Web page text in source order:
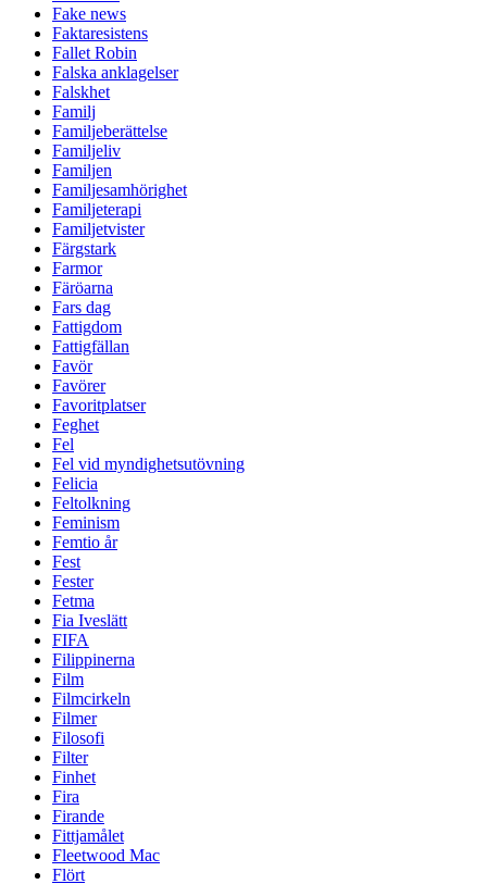
Fake news
Faktaresistens
Fallet Robin
Falska anklagelser
Falskhet
Familj
Familjeberättelse
Familjeliv
Familjen
Familjesamhörighet
Familjeterapi
Familjetvister
Färgstark
Farmor
Färöarna
Fars dag
Fattigdom
Fattigfällan
Favör
Favörer
Favoritplatser
Feghet
Fel
Fel vid myndighetsutövning
Felicia
Feltolkning
Feminism
Femtio år
Fest
Fester
Fetma
Fia Iveslätt
FIFA
Filippinerna
Film
Filmcirkeln
Filmer
Filosofi
Filter
Finhet
Fira
Firande
Fittjamålet
Fleetwood Mac
Flört